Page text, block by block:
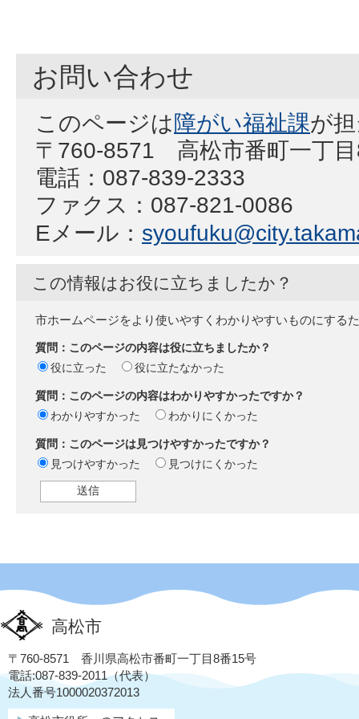
お問い合わせ
このページは障がい福祉課が
〒760-8571 高松市番町一丁
電話：087-839-2333
ファクス：087-821-0086
Eメール：
この情報はお役に立ちましたか？
市ホームページをより使いやすくわかりやすいものにする
質問：このページの内容は役に立ちましたか？
役に立った
役に立たなかった
質問：このページの内容はわかりやすかったですか？
わかりやすかった
わかりにくかった
質問：このページは見つけやすかったですか？
見つけやすかった
見つけにくかった
高松市
〒760-8571 香川県高松市番町一丁目8番15号
電話:087-839-2011（代表）
法人番号1000020372013